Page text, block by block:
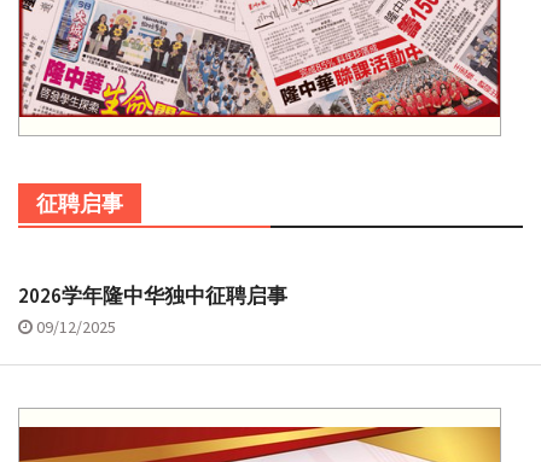
征聘启事
2026学年隆中华独中征聘启事
09/12/2025